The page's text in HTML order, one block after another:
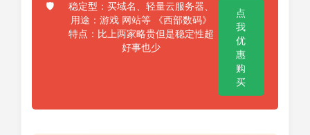
🛡️
稳定型：买域名、轻量云服务器、
用途：游戏 网站等 《西部数码》
特点：比上两家略贵但是稳定性超
好事也少
点
我
优
惠
购
买